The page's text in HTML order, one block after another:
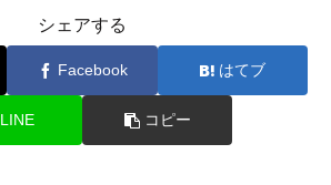
シェアする
Facebook はてブ
LINE コピー